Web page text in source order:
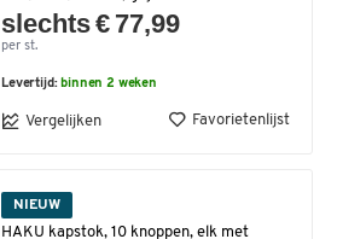
slechts € 77,99
per st.
Levertijd:binnen 2 weken
Vergelijken Favorietenlijst
NIEUW
HAKU kapstok, 10 knoppen, elk met